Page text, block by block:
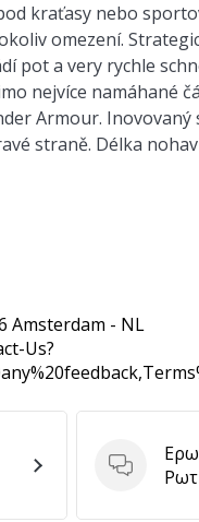
kraťasy nebo
omezení.
pot a very rychle
nejvíce namáhané
Armour.
straně. Délka
Amsterdam - NL
Us?